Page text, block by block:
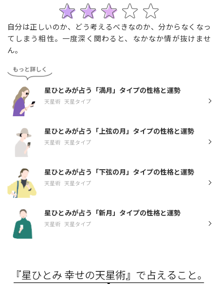
自分は正しいのか、どう考えるべきなのか、分からなくなっ
てしまう相性。一度深く関わると、なかなか情が抜けませ
ん。
星ひとみが占う「満月」タイプの性格と運勢
天星術 天星タイプ
星ひとみが占う「上弦の月」タイプの性格と運勢
天星術 天星タイプ
星ひとみが占う「下弦の月」タイプの性格と運勢
天星術 天星タイプ
星ひとみが占う「新月」タイプの性格と運勢
天星術 天星タイプ